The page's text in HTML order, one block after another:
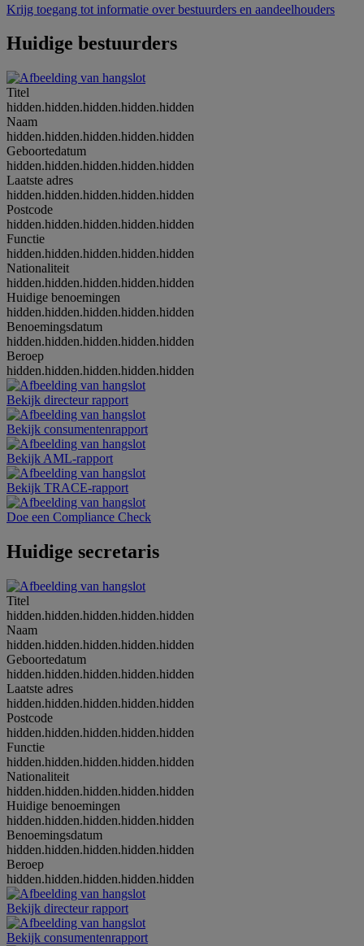
Krijg toegang tot informatie over bestuurders en aandeelhouders
Huidige bestuurders
Titel
hidden.hidden.hidden.hidden.hidden
Naam
hidden.hidden.hidden.hidden.hidden
Geboortedatum
hidden.hidden.hidden.hidden.hidden
Laatste adres
hidden.hidden.hidden.hidden.hidden
Postcode
hidden.hidden.hidden.hidden.hidden
Functie
hidden.hidden.hidden.hidden.hidden
Nationaliteit
hidden.hidden.hidden.hidden.hidden
Huidige benoemingen
hidden.hidden.hidden.hidden.hidden
Benoemingsdatum
hidden.hidden.hidden.hidden.hidden
Beroep
hidden.hidden.hidden.hidden.hidden
Bekijk directeur rapport
Bekijk consumentenrapport
Bekijk AML-rapport
Bekijk TRACE-rapport
Doe een Compliance Check
Huidige secretaris
Titel
hidden.hidden.hidden.hidden.hidden
Naam
hidden.hidden.hidden.hidden.hidden
Geboortedatum
hidden.hidden.hidden.hidden.hidden
Laatste adres
hidden.hidden.hidden.hidden.hidden
Postcode
hidden.hidden.hidden.hidden.hidden
Functie
hidden.hidden.hidden.hidden.hidden
Nationaliteit
hidden.hidden.hidden.hidden.hidden
Huidige benoemingen
hidden.hidden.hidden.hidden.hidden
Benoemingsdatum
hidden.hidden.hidden.hidden.hidden
Beroep
hidden.hidden.hidden.hidden.hidden
Bekijk directeur rapport
Bekijk consumentenrapport